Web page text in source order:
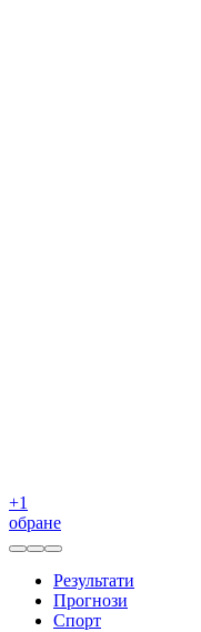
+1
обране
Результати
Прогнози
Спорт